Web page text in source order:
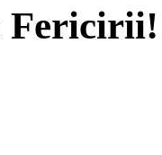
Fericirii!